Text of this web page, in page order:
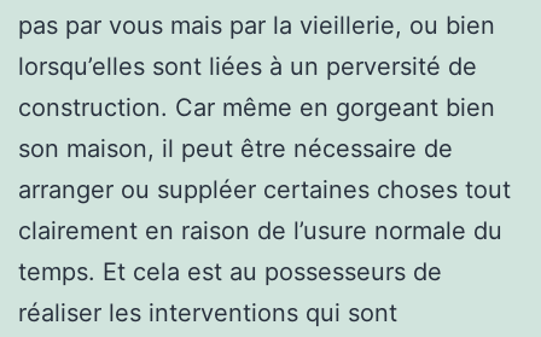
pas par vous mais par la vieillerie, ou bien
lorsqu’elles sont liées à un perversité de
construction. Car même en gorgeant bien
son maison, il peut être nécessaire de
arranger ou suppléer certaines choses tout
clairement en raison de l’usure normale du
temps. Et cela est au possesseurs de
réaliser les interventions qui sont